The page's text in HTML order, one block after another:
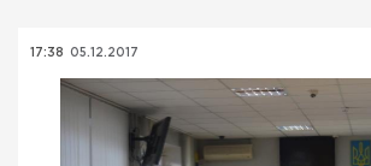
17:38 05.12.2017